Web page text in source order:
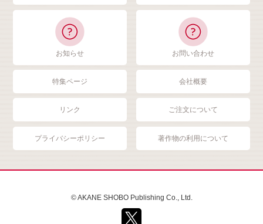
お知らせ お問い合わせ
特集ページ 会社概要
リンク ご注文について
プライバシーポリシー 著作物の利用について
© AKANE SHOBO Publishing Co., Ltd.